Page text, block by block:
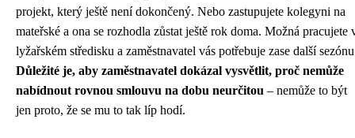
projekt, který ještě není dokončený. Nebo zastupujete kolegyni na
mateřské a ona se rozhodla zůstat ještě rok doma. Možná pracujete
lyžařském středisku a zaměstnavatel vás potřebuje zase další
Důležité je, aby zaměstnavatel dokázal vysvětlit, proč nemůže
nabídnout rovnou smlouvu na dobu neurčitou – nemůže to být
jen proto, že se mu to tak líp hodí.